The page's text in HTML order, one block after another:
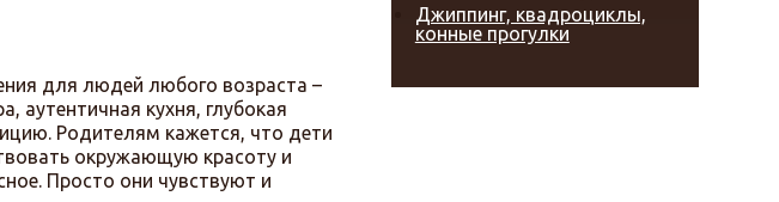
для людей любого возраста –
аутентичная кухня, глубокая
Родителям кажется, что дети
окружающую красоту и
Просто они чувствуют и
Джиппинг, квадроциклы,
конные прогулки